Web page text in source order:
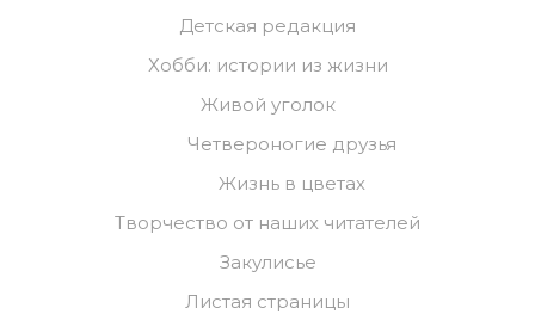
Детская редакция
Хобби: истории из жизни
Живой уголок
Четвероногие друзья
Жизнь в цветах
Творчество от наших читателей
Закулисье
Листая страницы